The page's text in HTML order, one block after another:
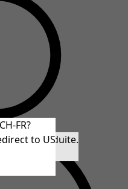
FR?
to US
s'est produite.